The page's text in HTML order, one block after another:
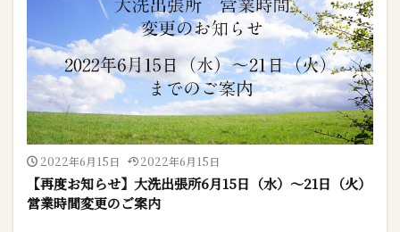
2022年6月15日 2022年6月15日
【再度お知らせ】大洗出張所6月15日（水）～21日（火）
営業時間変更のご案内